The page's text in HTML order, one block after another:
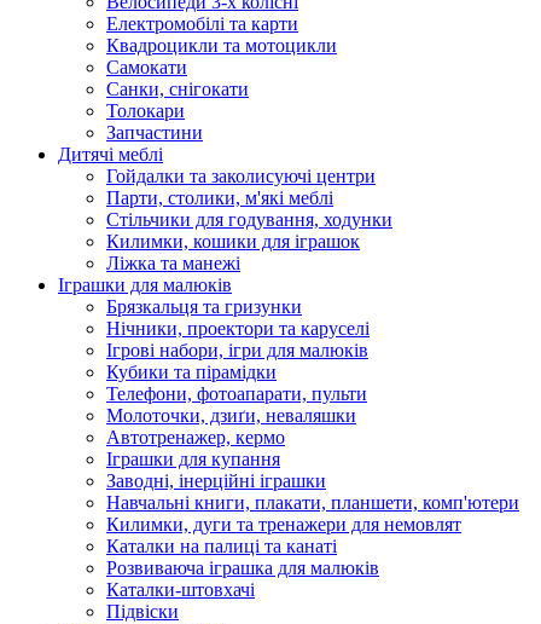
Електромобілі та карти
Квадроцикли та мотоцикли
Самокати
Санки, снігокати
Толокари
Запчастини
Дитячі меблі
Гойдалки та заколисуючі центри
Парти, столики, м'які меблі
Стільчики для годування, ходунки
Килимки, кошики для іграшок
Ліжка та манежі
Іграшки для малюків
Брязкальця та гризунки
Нічники, проектори та каруселі
Ігрові набори, ігри для малюків
Кубики та пірамідки
Телефони, фотоапарати, пульти
Молоточки, дзиґи, неваляшки
Автотренажер, кермо
Іграшки для купання
Заводні, інерційні іграшки
Навчальні книги, плакати, планшети, комп'ютери
Килимки, дуги та тренажери для немовлят
Каталки на палиці та канаті
Розвиваюча іграшка для малюків
Каталки-штовхачі
Підвіски